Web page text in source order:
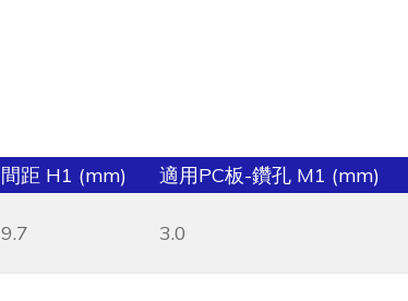
間距 H1 (mm) 適用PC板-鑽孔 M1 (mm)
9.7 3.0